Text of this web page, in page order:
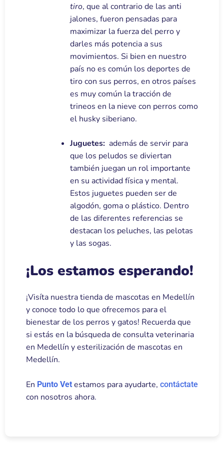
tiro, que al contrario de las anti
jalones, fueron pensadas para
maximizar la fuerza del perro y
darles más potencia a sus
movimientos. Si bien en nuestro
país no es común los deportes de
tiro con sus perros, en otros países
es muy común la tracción de
trineos en la nieve con perros como
el husky siberiano.
Juguetes: además de servir para
que los peludos se diviertan
también juegan un rol importante
en su actividad física y mental.
Estos juguetes pueden ser de
algodón, goma o plástico. Dentro
de las diferentes referencias se
destacan los peluches, las pelotas
y las sogas.
¡Los estamos esperando!
¡Visíta nuestra tienda de mascotas en Medellín
y conoce todo lo que ofrecemos para el
bienestar de los perros y gatos! Recuerda que
si estás en la búsqueda de consulta veterinaria
en Medellín y esterilización de mascotas en
Medellín.
En Punto Vet estamos para ayudarte, contáctate
con nosotros ahora.